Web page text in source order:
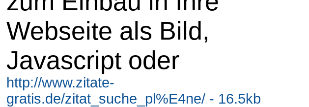
Webseite als Bild,
Javascript oder
http://www.zitate-
gratis.de/zitat_suche_pl%E4ne/ - 16.5kb